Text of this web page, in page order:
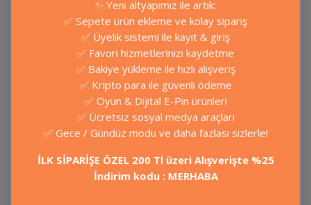
hem de yeni takipçilere ulaşma şansı tanır.
Takipcisepetim.com
üzerinden alınan
desteklerle bu süreç profesyonelce
yürütülebilir. Instagram repost hilesi
En Çok Repost Edilen İçerik Türleri
Motive edici sözler
Viral dans ya da trend içerikler
✨ Yeni altyapımız ile artık:
✅ Sepete ürün ekleme ve kolay sipariş
✅ Üyelik sistemi ile kayıt & giriş
✅ Favori hizmetlerinizi kaydetme
✅ Bakiye yükleme ile hızlı alışveriş
✅ Kripto para ile güvenli ödeme
✅ Oyun & Dijital E-Pin ürünleri
✅ Ücretsiz sosyal medya araçları
✅ Gece / Gündüz modu ve daha fazlası sizlerle!
İLK SİPARİŞE ÖZEL 200 Tl üzeri Alışverişte %25
İndirim kodu : MERHABA